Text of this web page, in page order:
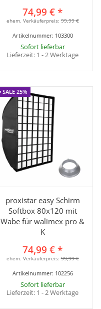
74,99 €*
ehem. Verkäuferpreis:99,99 €
Artikelnummer: 103300
Sofort lieferbar
Lieferzeit: 1 - 2 Werktage
SALE 25%
SALE 25%
proxistar easy Schirm
Softbox 80x120 mit
Wabe für walimex pro &
K
74,99 €*
ehem. Verkäuferpreis:99,99 €
Artikelnummer: 102256
Sofort lieferbar
Lieferzeit: 1 - 2 Werktage